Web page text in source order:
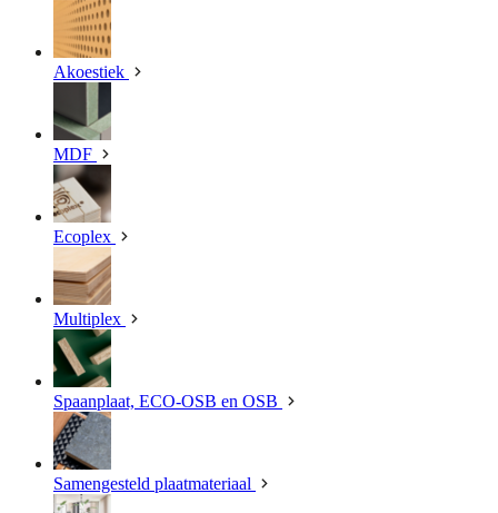
Akoestiek
MDF
Ecoplex
Multiplex
Spaanplaat, ECO-OSB en OSB
Samengesteld plaatmateriaal